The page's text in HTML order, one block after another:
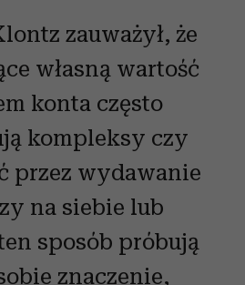
zauważył, że
własną wartość
konta często
kompleksy czy
przez wydawanie
na siebie lub
sposób próbują
znaczenie,